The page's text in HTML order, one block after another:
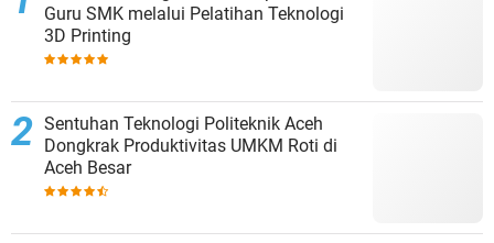
Guru SMK melalui Pelatihan Teknologi
3D Printing
Sentuhan Teknologi Politeknik Aceh
Dongkrak Produktivitas UMKM Roti di
Aceh Besar